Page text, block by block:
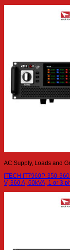
AC Supply, Loads and
ITECH IT7960P-350-
V, 360 A, 60kVA, 1 or 3